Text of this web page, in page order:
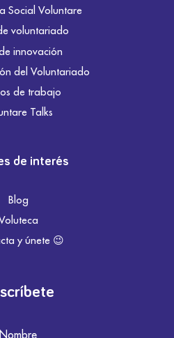
Social Voluntare
voluntariado
innovación
del Voluntariado
de trabajo
Talks
de interés
Blog
y únete 😉
Nombre